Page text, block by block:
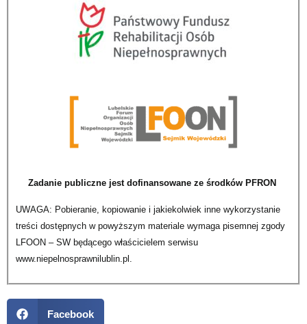
Zadanie publiczne jest dofinansowane ze środków PFRON
UWAGA: Pobieranie, kopiowanie i jakiekolwiek inne wykorzystanie
treści dostępnych w powyższym materiale wymaga pisemnej zgody
LFOON – SW będącego właścicielem serwisu
www.niepelnosprawnilublin.pl.
Facebook